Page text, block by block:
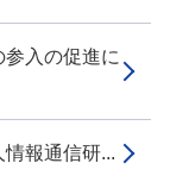
入の促進に
報通信研...